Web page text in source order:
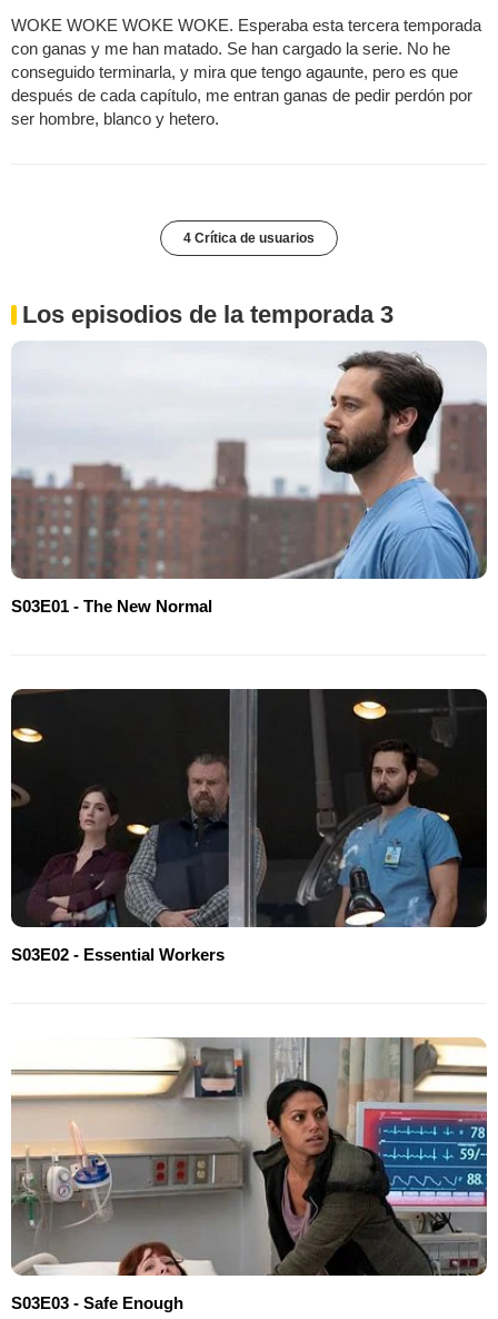
WOKE WOKE WOKE WOKE. Esperaba esta tercera temporada
con ganas y me han matado. Se han cargado la serie. No he
conseguido terminarla, y mira que tengo agaunte, pero es que
después de cada capítulo, me entran ganas de pedir perdón por
ser hombre, blanco y hetero.
4 Crítica de usuarios
Los episodios de la temporada 3
S03E01 - The New Normal
S03E02 - Essential Workers
S03E03 - Safe Enough